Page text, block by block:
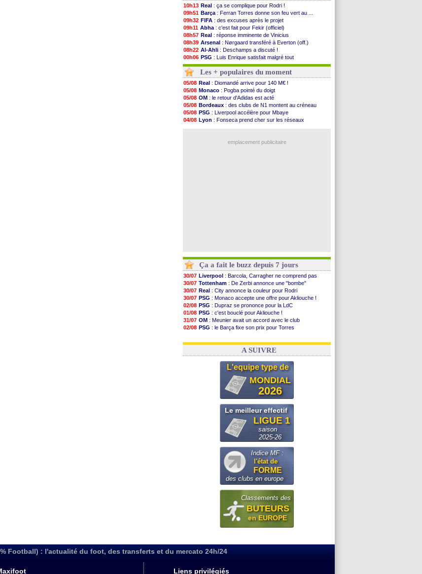
10h13 Real : ça se complique pour Rodri !
09h51 Barça : Ferran Torres donne son feu vert au ...
09h32 FIFA : des excuses après le projet
09h11 Abha : c'est fait pour Fekir (officiel)
08h57 Real : réponse imminente de Vinicius
08h39 Arsenal : Nørgaard transféré à Everton (off.)
08h22 Al-Ahli : Deschamps a discuté !
00h06 PSG : Luis Enrique satisfait malgré tout
05/08 Monaco: Pogba pointé du doigt
05/08
Rennes : Zabiri n'est pas fan de la L1
05/08 Rennes: une offre de Fulham pour Aït Boudlal
05/08 VIDEO: Thomasson et Cresswell réconciliés
05/08 Dunkerque: Nzonzi avait des pistes en L1
05/08 Lyon: Mangala sur le départ
05/08 Amical: Arsenal s'incline face au Real Betis
05/08 Amical: lourde défaite pour le PSG
05/08 Man City: Maresca flou pour Reijnders
: le plan d'Alvarez à son retour
Les + populaires du moment
05/08 Real : Diomandé arrive pour 140 M€ !
05/08 Monaco : Pogba pointé du doigt
05/08 OM : le retour d'Adidas est acté
05/08 Bordeaux : des clubs de N1 montent au créneau
05/08 PSG : Liverpool accélère pour Mbaye
04/08 Lyon : Fonseca prend cher sur les réseaux
emplacement publicitaire
Ça a fait le buzz depuis 7 jours
30/07 Liverpool : Barcola, Carragher ne comprend pas
30/07 Tottenham : De Zerbi annonce une "bombe"
30/07 Real : City annonce la couleur pour Rodri
30/07 PSG : Monaco accepte une offre pour Akliouche !
02/08 PSG : Dupraz se prononce pour la LdC
01/08 PSG : c'est bouclé pour Akliouche !
31/07 OM : Meunier avait un accord avec le club
02/08 PSG : le Barça fixe son prix pour Torres
03/08 FIFA: Infantino sollicite Trump
A SUIVRE
L'equipe type de
MONDIAL
2026
Le meilleur effectif
LIGUE 1
saison
2025-26
Indice MF :
l'état de
FORME
des clubs en europe
Classements des
BUTEURS
en EUROPE
Football) : l'actualité du foot, des transferts et du mercato 24h/24
Liens privilégiés